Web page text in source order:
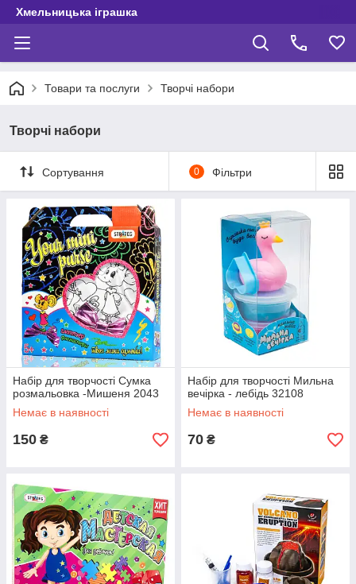
Хмельницька іграшка
Товари та послуги Творчі набори
Творчі набори
Сортування 0 Фільтри
Набір для творчості Сумка
розмальовка -Мишеня 2043
Немає в наявності
150 ₴
Набір для творчості Мильна
вечірка - лебідь 32108
Немає в наявності
70 ₴